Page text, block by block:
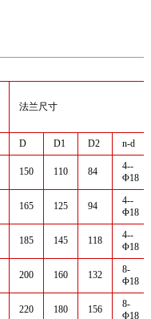
法兰尺寸
D D1 D2 n-d
150 110 84
4--
Φ18
165 125 94
4--
Φ18
185 145 118
4--
Φ18
200 160 132
8-
Φ18
220 180 156
8-
Φ18